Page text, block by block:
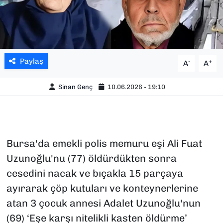
Paylaş A- A+
Sinan Genç 10.06.2026 - 19:10
Bursa'da emekli polis memuru eşi Ali Fuat
Uzunoğlu'nu (77) öldürdükten sonra
cesedini nacak ve bıçakla 15 parçaya
ayırarak çöp kutuları ve konteynerlerine
atan 3 çocuk annesi Adalet Uzunoğlu'nun
(69) ‘Eşe karşı nitelikli kasten öldürme’
YEREL YÖNETİMLER